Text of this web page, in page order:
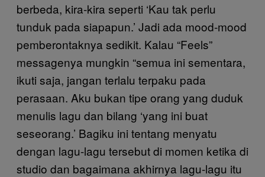
berbeda, kira-kira seperti ‘Kau tak perlu
tunduk pada siapapun.’ Jadi ada mood-mood
pemberontaknya sedikit. Kalau “Feels”
messagenya mungkin “semua ini sementara,
ikuti saja, jangan terlalu terpaku pada
perasaan. Aku bukan tipe orang yang duduk
menulis lagu dan bilang ‘yang ini buat
seseorang.’ Bagiku ini tentang menyatu
dengan lagu-lagu tersebut di momen ketika di
studio dan bagaimana akhirnya lagu-lagu itu